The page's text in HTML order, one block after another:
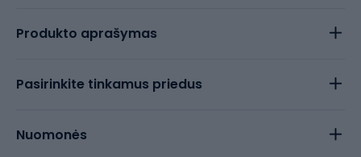
Produkto aprašymas
Pasirinkite tinkamus priedus
Nuomonės